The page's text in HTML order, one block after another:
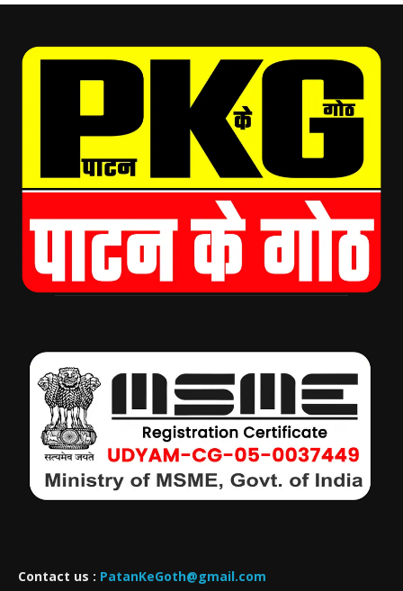
Contact us : PatanKeGoth@gmail.com